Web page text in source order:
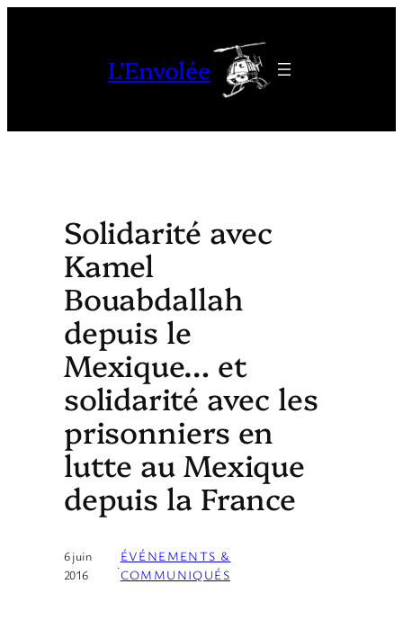
L'Envolée
Solidarité avec
Kamel
Bouabdallah
depuis le
Mexique… et
solidarité avec les
prisonniers en
lutte au Mexique
depuis la France
6 juin
2016
·
ÉVÉNEMENTS &
COMMUNIQUÉS